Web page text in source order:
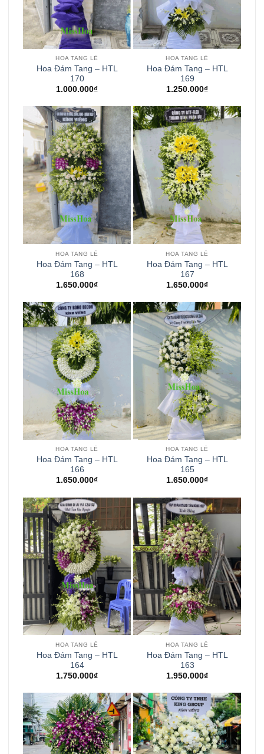
HOA TANG LỄ
Hoa Đám Tang – HTL
170
1.000.000₫
HOA TANG LỄ
Hoa Đám Tang – HTL
169
1.250.000₫
HOA TANG LỄ
Hoa Đám Tang – HTL
168
1.650.000₫
HOA TANG LỄ
Hoa Đám Tang – HTL
167
1.650.000₫
HOA TANG LỄ
Hoa Đám Tang – HTL
166
1.650.000₫
HOA TANG LỄ
Hoa Đám Tang – HTL
165
1.650.000₫
HOA TANG LỄ
Hoa Đám Tang – HTL
164
1.750.000₫
HOA TANG LỄ
Hoa Đám Tang – HTL
163
1.950.000₫